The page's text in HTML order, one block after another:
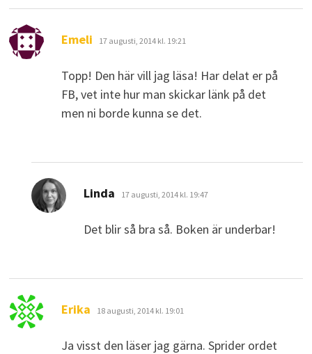
Emeli skriver:
17 augusti, 2014 kl. 19:21
Topp! Den här vill jag läsa! Har delat er på
FB, vet inte hur man skickar länk på det
men ni borde kunna se det.
Linda skriver:
17 augusti, 2014 kl. 19:47
Det blir så bra så. Boken är underbar!
Erika skriver:
18 augusti, 2014 kl. 19:01
Ja visst den läser jag gärna. Sprider ordet